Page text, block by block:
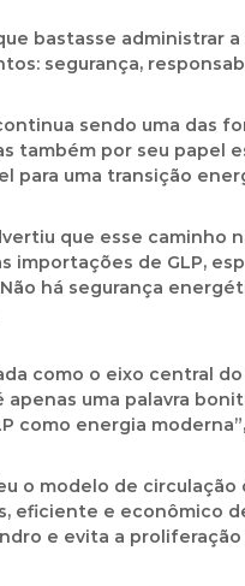
bastasse administrar
segurança,
sendo uma das
também por seu papel
para uma transição
que esse caminho
importações de GLP,
há segurança
como o eixo central
apenas uma palavra
como energia
o modelo de
eficiente e econômico
e evita a